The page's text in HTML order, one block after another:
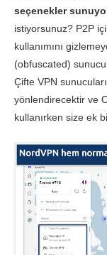
seçenekler
istiyorsunuz? P2P
kullanımını
(obfuscated)
Çifte VPN
yönlendirecektir ve
kullanırken size ek